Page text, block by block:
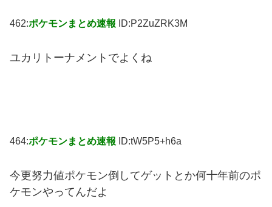
462:ポケモンまとめ速報 ID:P2ZuZRK3M
ユカリトーナメントでよくね
464:ポケモンまとめ速報 ID:tW5P5+h6a
今更努力値ポケモン倒してゲットとか何十年前のポ
ケモンやってんだよ